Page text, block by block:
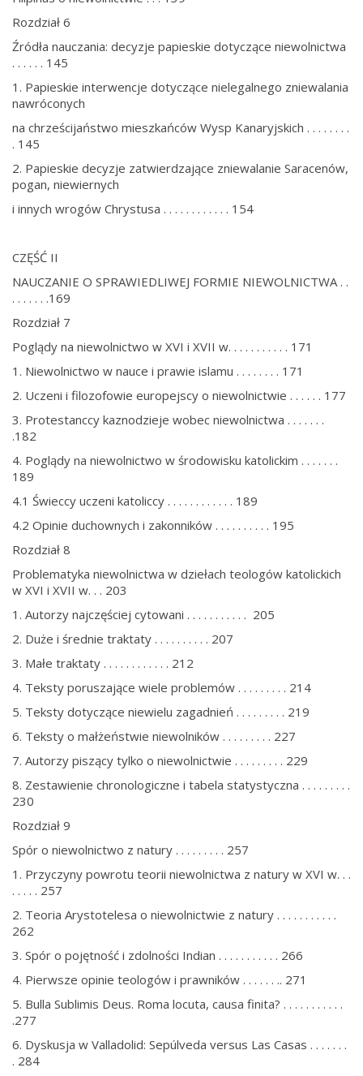
Rozdział 6
Źródła nauczania: decyzje papieskie dotyczące niewolnictwa
. . . . . . 145
1. Papieskie interwencje dotyczące nielegalnego zniewalania
nawróconych
na chrześcijaństwo mieszkańców Wysp Kanaryjskich . . . . . . . .
. 145
2. Papieskie decyzje zatwierdzające zniewalanie Saracenów,
pogan, niewiernych
i innych wrogów Chrystusa . . . . . . . . . . . . 154
CZĘŚĆ II
NAUCZANIE O SPRAWIEDLIWEJ FORMIE NIEWOLNICTWA . .
. . . . . . .169
Rozdział 7
Poglądy na niewolnictwo w XVI i XVII w. . . . . . . . . . . 171
1. Niewolnictwo w nauce i prawie islamu . . . . . . . . 171
2. Uczeni i filozofowie europejscy o niewolnictwie . . . . . . 177
3. Protestanccy kaznodzieje wobec niewolnictwa . . . . . . .
.182
4. Poglądy na niewolnictwo w środowisku katolickim . . . . . . .
189
4.1 Świeccy uczeni katoliccy . . . . . . . . . . . . 189
4.2 Opinie duchownych i zakonników . . . . . . . . . . 195
Rozdział 8
Problematyka niewolnictwa w dziełach teologów katolickich
w XVI i XVII w. . . 203
1. Autorzy najczęściej cytowani . . . . . . . . . . . 205
2. Duże i średnie traktaty . . . . . . . . . . 207
3. Małe traktaty . . . . . . . . . . . . 212
4. Teksty poruszające wiele problemów . . . . . . . . . 214
5. Teksty dotyczące niewielu zagadnień . . . . . . . . . 219
6. Teksty o małżeństwie niewolników . . . . . . . . . 227
7. Autorzy piszący tylko o niewolnictwie . . . . . . . . . 229
8. Zestawienie chronologiczne i tabela statystyczna . . . . . . . . .
230
Rozdział 9
Spór o niewolnictwo z natury . . . . . . . . . 257
1. Przyczyny powrotu teorii niewolnictwa z natury w XVI w. . .
. . . . . 257
2. Teoria Arystotelesa o niewolnictwie z natury . . . . . . . . . . .
262
3. Spór o pojętność i zdolności Indian . . . . . . . . . . . 266
4. Pierwsze opinie teologów i prawników . . . . . . .. 271
5. Bulla Sublimis Deus. Roma locuta, causa finita? . . . . . . . . . . .
.277
6. Dyskusja w Valladolid: Sepúlveda versus Las Casas . . . . . . .
. 284